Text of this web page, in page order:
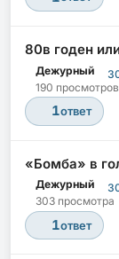
80в годен
Дежурный
190 просмотров
1ответ
«Бомба» в
Дежурный
303 просмотра
1ответ